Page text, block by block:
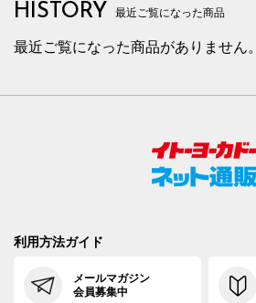
HISTORY 最近ご覧になった商品
最近ご覧になった商品がありません。
利用方法ガイド
メールマガジン
会員募集中